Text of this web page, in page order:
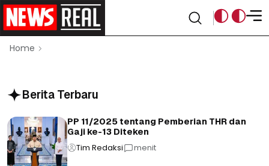
Home
Berita Terbaru
PP 11/2025 tentang Pemberian THR dan
Gaji ke-13 Diteken
Tim Redaksi menit